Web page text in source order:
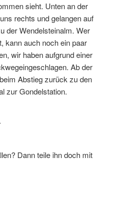
sieht. Unten an der
rechts und gelangen auf
der Wendelsteinalm. Wer
kann auch noch ein paar
wir haben aufgrund einer
Ab der
Abstieg zurück zu den
zur Gondelstation.
Dann teile ihn doch mit